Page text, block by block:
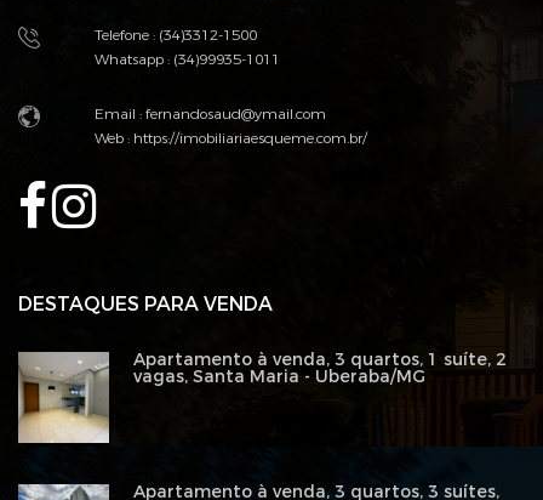
Telefone : (34)3312-1500
Whatsapp : (34)99935-1011
Email : fernandosaud@ymail.com
Web :https://imobiliariaesqueme.com.br/
DESTAQUES PARA VENDA
Apartamento à venda, 3 quartos, 1 suíte, 2
vagas, Santa Maria - Uberaba/MG
Apartamento à venda, 3 quartos, 3 suítes,